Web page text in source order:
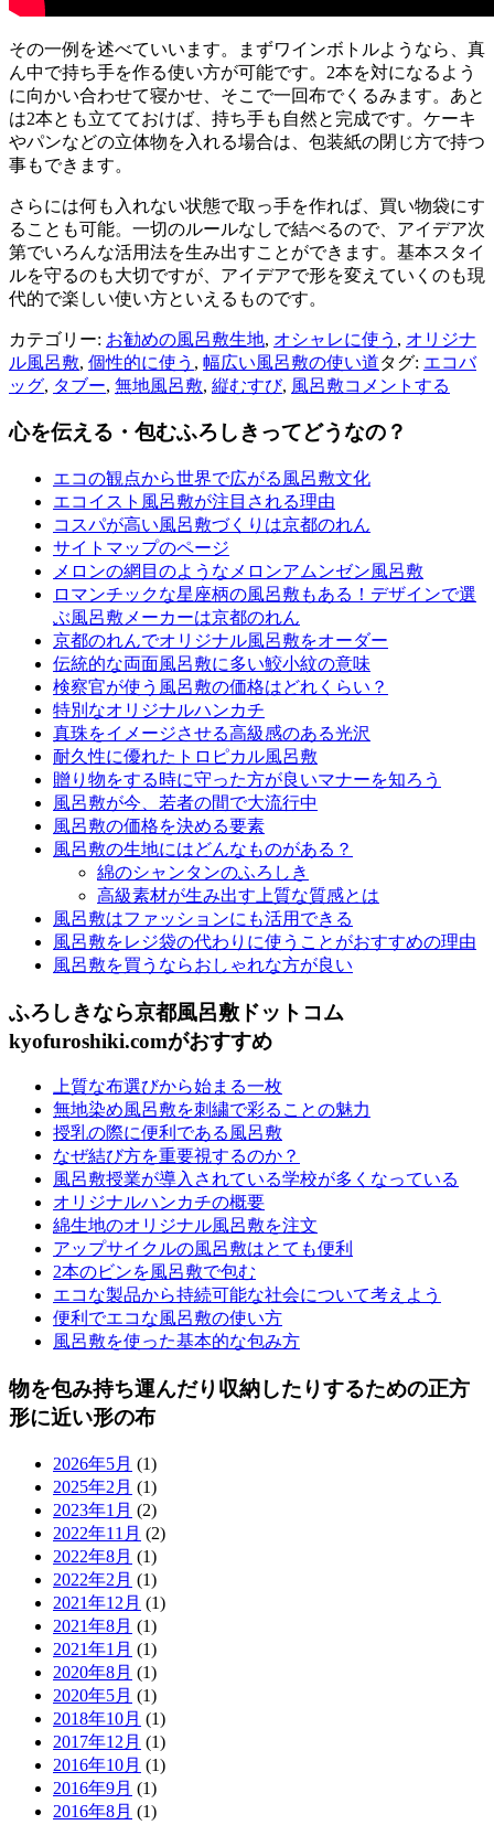
その一例を述べていいます。まずワインボトルようなら、真
ん中で持ち手を作る使い方が可能です。2本を対になるよう
に向かい合わせて寝かせ、そこで一回布でくるみます。あと
は2本とも立てておけば、持ち手も自然と完成です。ケーキ
やパンなどの立体物を入れる場合は、包装紙の閉じ方で持つ
事もできます。
さらには何も入れない状態で取っ手を作れば、買い物袋にす
ることも可能。一切のルールなしで結べるので、アイデア次
第でいろんな活用法を生み出すことができます。基本スタイ
ルを守るのも大切ですが、アイデアで形を変えていくのも現
代的で楽しい使い方といえるものです。
カテゴリー: お勧めの風呂敷生地, オシャレに使う , オリジナ
ル風呂敷, 個性的に使う , 幅広い風呂敷の使い道タグ: エコバ
ッグ, タブー, 無地風呂敷, 縦むすび, 風呂敷コメントする
心を伝える・包むふろしきってどうなの？
エコの観点から世界で広がる風呂敷文化
エコイスト風呂敷が注目される理由
コスパが高い風呂敷づくりは京都のれん
サイトマップのページ
メロンの網目のようなメロンアムンゼン風呂敷
ロマンチックな星座柄の風呂敷もある！デザインで選
ぶ風呂敷メーカーは京都のれん
京都のれんでオリジナル風呂敷をオーダー
伝統的な両面風呂敷に多い鮫小紋の意味
検察官が使う風呂敷の価格はどれくらい？
特別なオリジナルハンカチ
真珠をイメージさせる高級感のある光沢
耐久性に優れたトロピカル風呂敷
贈り物をする時に守った方が良いマナーを知ろう
風呂敷が今、若者の間で大流行中
風呂敷の価格を決める要素
風呂敷の生地にはどんなものがある？
綿のシャンタンのふろしき
高級素材が生み出す上質な質感とは
風呂敷はファッションにも活用できる
風呂敷をレジ袋の代わりに使うことがおすすめの理由
風呂敷を買うならおしゃれな方が良い
ふろしきなら京都風呂敷ドットコム
kyofuroshiki.comがおすすめ
上質な布選びから始まる一枚
無地染め風呂敷を刺繍で彩ることの魅力
授乳の際に便利である風呂敷
なぜ結び方を重要視するのか？
風呂敷授業が導入されている学校が多くなっている
オリジナルハンカチの概要
綿生地のオリジナル風呂敷を注文
アップサイクルの風呂敷はとても便利
2本のビンを風呂敷で包む
エコな製品から持続可能な社会について考えよう
便利でエコな風呂敷の使い方
風呂敷を使った基本的な包み方
物を包み持ち運んだり収納したりするための正方
形に近い形の布
2026年5月 (1)
2025年2月 (1)
2023年1月 (2)
2022年11月 (2)
2022年8月 (1)
2022年2月 (1)
2021年12月 (1)
2021年8月 (1)
2021年1月 (1)
2020年8月 (1)
2020年5月 (1)
2018年10月 (1)
2017年12月 (1)
2016年10月 (1)
2016年9月 (1)
2016年8月 (1)